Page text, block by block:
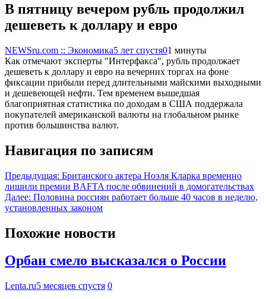
В пятницу вечером рубль продолжил
дешеветь к доллару и евро
NEWSru.com :: Экономика5 лет спустя01 минуты
Как отмечают эксперты "Интерфакса", рубль продолжает
дешеветь к доллару и евро на вечерних торгах на фоне
фиксации прибыли перед длительными майскими выходными
и дешевеющей нефти. Тем временем вышедшая
благоприятная статистика по доходам в США поддержала
покупателей американской валюты на глобальном рынке
против большинства валют.
Навигация по записям
Предыдущая: Британского актера Ноэля Кларка временно
лишили премии BAFTA после обвинений в домогательствах
Далее: Половина россиян работает больше 40 часов в неделю,
установленных законом
Похожие новости
Орбан смело высказался о России
Lenta.ru5 месяцев спустя 0